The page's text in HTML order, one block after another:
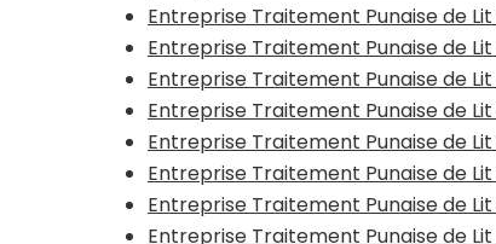
Entreprise Traitement Punaise de Lit
Entreprise Traitement Punaise de Lit
Entreprise Traitement Punaise de
Entreprise Traitement Punaise de
Entreprise Traitement Punaise de Lit
Entreprise Traitement Punaise de Lit
Entreprise Traitement Punaise de Lit
Entreprise Traitement Punaise de Lit